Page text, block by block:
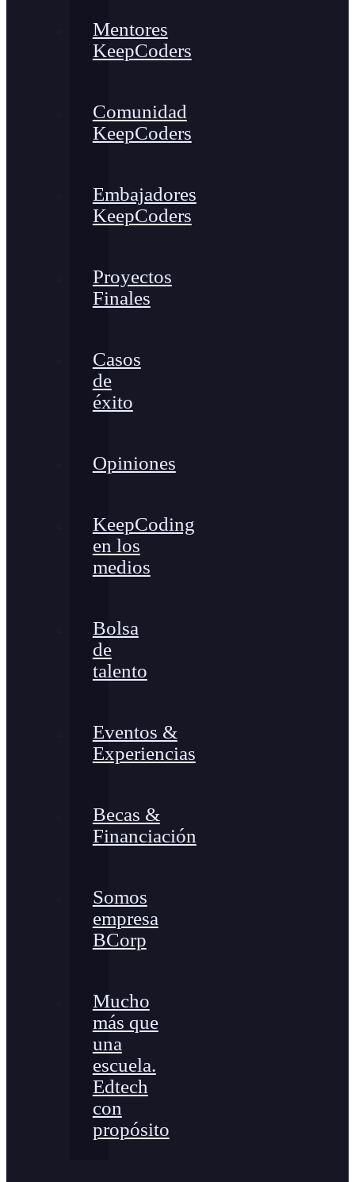
Mentores
KeepCoders
Comunidad
KeepCoders
Embajadores
KeepCoders
Proyectos
Finales
Casos
de
éxito
Opiniones
KeepCoding
en los
medios
Bolsa
de
talento
Eventos &
Experiencias
Becas &
Financiación
Somos
empresa
BCorp
Mucho
más que
una
escuela.
Edtech
con
propósito